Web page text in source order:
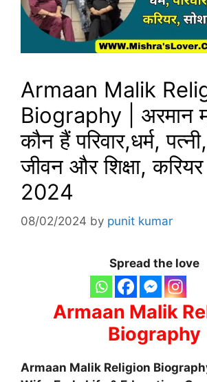
Armaan Malik
Biography | अरमान
कौन हैं परिवार,धर्म,
जीवन और शिक्षा,
2024
08/02/2024 by punit kumar
Spread the love
Armaan Malik
Biography
Armaan Malik Religion